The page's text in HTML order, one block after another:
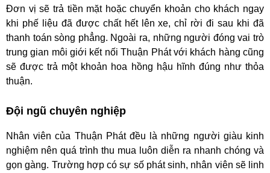
Đơn vị sẽ trả tiền mặt hoặc chuyển khoản cho khách ngay
khi phế liệu đã được chất hết lên xe, chỉ rời đi sau khi đã
thanh toán sòng phẳng. Ngoài ra, những người đóng vai trò
trung gian môi giới kết nối Thuận Phát với khách hàng cũng
sẽ được trả một khoản hoa hồng hậu hĩnh đúng như thỏa
thuận.
Đội ngũ chuyên nghiệp
Nhân viên của Thuận Phát đều là những người giàu kinh
nghiệm nên quá trình thu mua luôn diễn ra nhanh chóng và
gọn gàng. Trường hợp có sự số phát sinh, nhân viên sẽ linh